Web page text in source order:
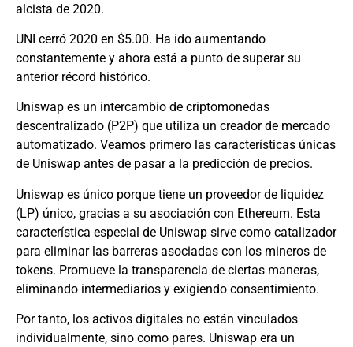
alcista de 2020.
UNI cerró 2020 en $5.00. Ha ido aumentando
constantemente y ahora está a punto de superar su
anterior récord histórico.
Uniswap es un intercambio de criptomonedas
descentralizado (P2P) que utiliza un creador de mercado
automatizado. Veamos primero las características únicas
de Uniswap antes de pasar a la predicción de precios.
Uniswap es único porque tiene un proveedor de liquidez
(LP) único, gracias a su asociación con Ethereum. Esta
característica especial de Uniswap sirve como catalizador
para eliminar las barreras asociadas con los mineros de
tokens. Promueve la transparencia de ciertas maneras,
eliminando intermediarios y exigiendo consentimiento.
Por tanto, los activos digitales no están vinculados
individualmente, sino como pares. Uniswap era un